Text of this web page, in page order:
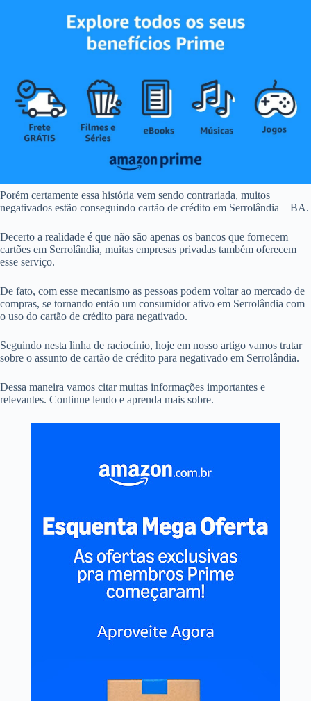
Porém certamente essa história vem sendo contrariada, muitos
negativados estão conseguindo cartão de crédito em Serrolândia – BA.
Decerto a realidade é que não são apenas os bancos que fornecem
cartões em Serrolândia, muitas empresas privadas também oferecem
esse serviço.
De fato, com esse mecanismo as pessoas podem voltar ao mercado de
compras, se tornando então um consumidor ativo em Serrolândia com
o uso do cartão de crédito para negativado.
Seguindo nesta linha de raciocínio, hoje em nosso artigo vamos tratar
sobre o assunto de cartão de crédito para negativado em Serrolândia.
Dessa maneira vamos citar muitas informações importantes e
relevantes. Continue lendo e aprenda mais sobre.